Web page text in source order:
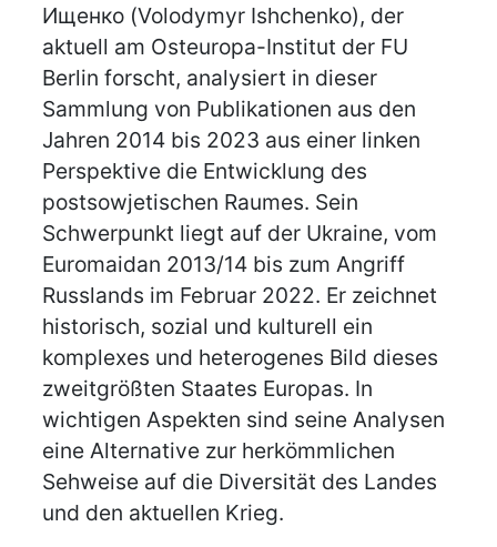
Ищенко (Volodymyr Ishchenko), der
aktuell am Osteuropa-Institut der FU
Berlin forscht, analysiert in dieser
Sammlung von Publikationen aus den
Jahren 2014 bis 2023 aus einer linken
Perspektive die Entwicklung des
postsowjetischen Raumes. Sein
Schwerpunkt liegt auf der Ukraine, vom
Euromaidan 2013/14 bis zum Angriff
Russlands im Februar 2022. Er zeichnet
historisch, sozial und kulturell ein
komplexes und heterogenes Bild dieses
zweitgrößten Staates Europas. In
wichtigen Aspekten sind seine Analysen
eine Alternative zur herkömmlichen
Sehweise auf die Diversität des Landes
und den aktuellen Krieg.